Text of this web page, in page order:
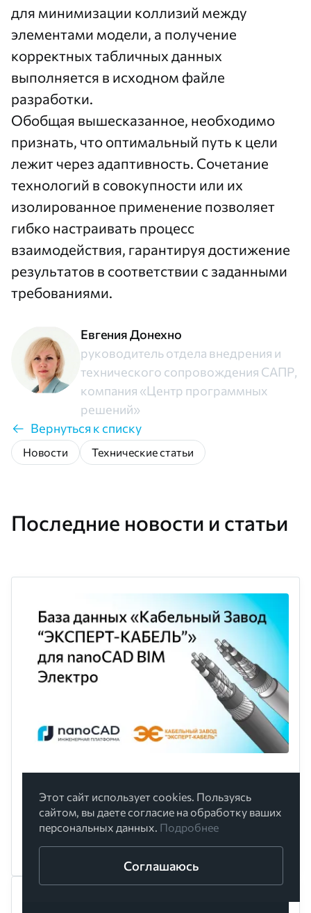
Евгения Донехно
руководитель отдела внедрения и
технического сопровождения САПР,
компания «Центр программных
решений»
Вернуться к списку
Новости Технические статьи
для минимизации коллизий между
элементами модели, а получение
корректных табличных данных
выполняется в исходном файле
разработки.
Обобщая вышесказанное, необходимо
признать, что оптимальный путь к цели
лежит через адаптивность. Сочетание
технологий в совокупности или их
изолированное применение позволяет
гибко настраивать процесс
взаимодействия, гарантируя достижение
результатов в соответствии с заданными
требованиями.
Последние новости и статьи
«Кабельный Завод “ЭКСПЕРТ-
КАБЕЛЬ”» для nanoCAD BIM Электро
07 АВГУСТА 2026
Этот сайт использует cookies. Пользуясь
сайтом, вы даете согласие на обработку ваших
персональных данных. Подробнее
Соглашаюсь